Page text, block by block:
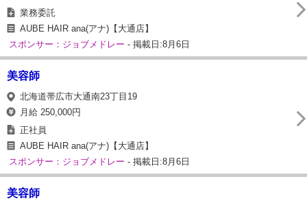
業務委託
AUBE HAIR ana(アナ)【大通店】
スポンサー：ジョブメドレー - 掲載日:8月6日
美容師
北海道帯広市大通南23丁目19
月給 250,000円
正社員
AUBE HAIR ana(アナ)【大通店】
スポンサー：ジョブメドレー - 掲載日:8月6日
美容師